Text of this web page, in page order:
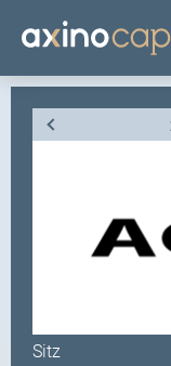
Sitz